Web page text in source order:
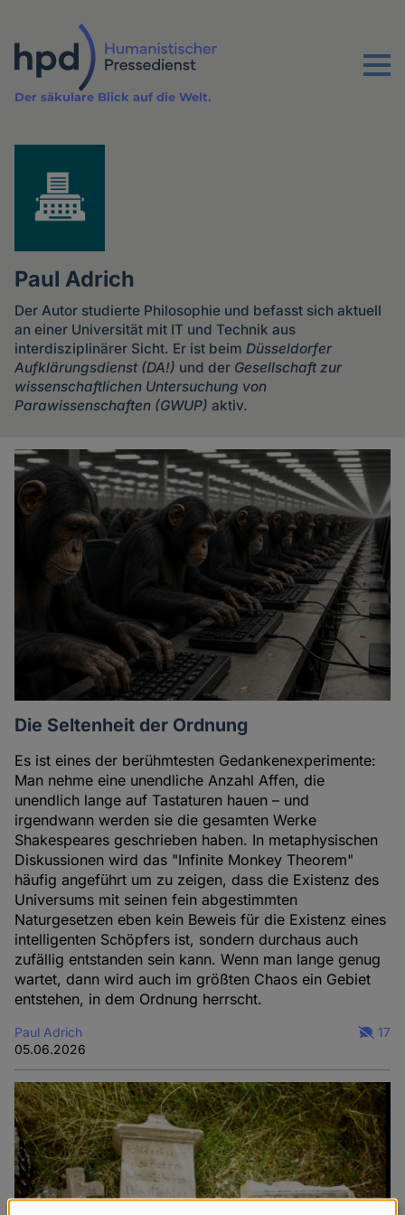
Inhalt
Menu
Der säkulare Blick auf die Welt.
Paul Adrich
Der Autor studierte Philosophie und befasst sich aktuell
an einer Universität mit IT und Technik aus
interdisziplinärer Sicht. Er ist beim Düsseldorfer
Aufklärungsdienst (DA!) und der Gesellschaft zur
wissenschaftlichen Untersuchung von
Parawissenschaften (GWUP) aktiv.
Artikel
des
Autoren
Die Seltenheit der Ordnung
Es ist eines der berühmtesten Gedankenexperimente:
Man nehme eine unendliche Anzahl Affen, die
unendlich lange auf Tastaturen hauen – und
irgendwann werden sie die gesamten Werke
Shakespeares geschrieben haben. In metaphysischen
Diskussionen wird das "Infinite Monkey Theorem"
häufig angeführt um zu zeigen, dass die Existenz des
Universums mit seinen fein abgestimmten
Naturgesetzen eben kein Beweis für die Existenz eines
intelligenten Schöpfers ist, sondern durchaus auch
zufällig entstanden sein kann. Wenn man lange genug
wartet, dann wird auch im größten Chaos ein Gebiet
entstehen, in dem Ordnung herrscht.
Paul Adrich
05.06.2026
17